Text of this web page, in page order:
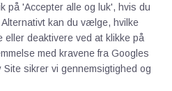
på 'Accepter alle og luk', hvis du
kan du vælge, hvilke
eller deaktivere ved at klikke på
med kravene fra Googles
Site sikrer vi gennemsigtighed og